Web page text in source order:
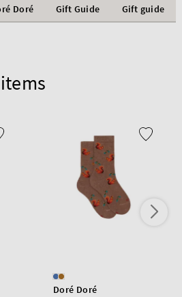
Doré Gift Guide Gift guide
Doré Doré